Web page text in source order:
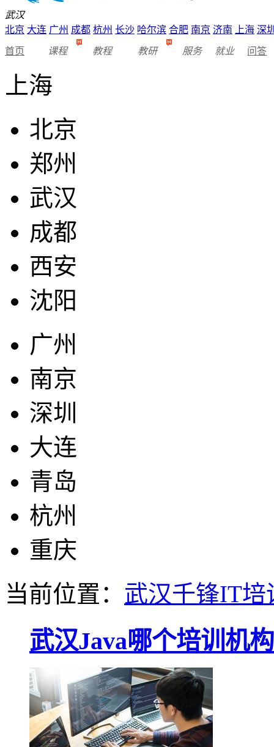
武汉
北京 大连 广州 成都 杭州 长沙 哈尔滨 合肥 南京 济南 上海 深
首页 课程 教程 教研 服务 就业 问答
上海
北京
郑州
武汉
成都
西安
沈阳
广州
南京
深圳
大连
青岛
杭州
重庆
当前位置： 武汉千锋IT培
武汉Java哪个培训机